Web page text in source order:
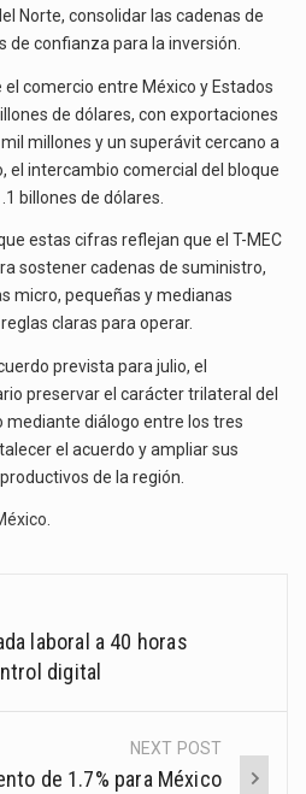
Norte, consolidar las cadenas de
confianza para la inversión.
comercio entre México y Estados
de dólares, con exportaciones
millones y un superávit cercano a
el intercambio comercial del bloque
billones de dólares.
estas cifras reflejan que el T-MEC
sostener cadenas de suministro,
micro, pequeñas y medianas
claras para operar.
prevista para julio, el
preservar el carácter trilateral del
mediante diálogo entre los tres
el acuerdo y ampliar sus
de la región.
.
laboral a 40 horas
digital
NEXT POST
de 1.7% para México